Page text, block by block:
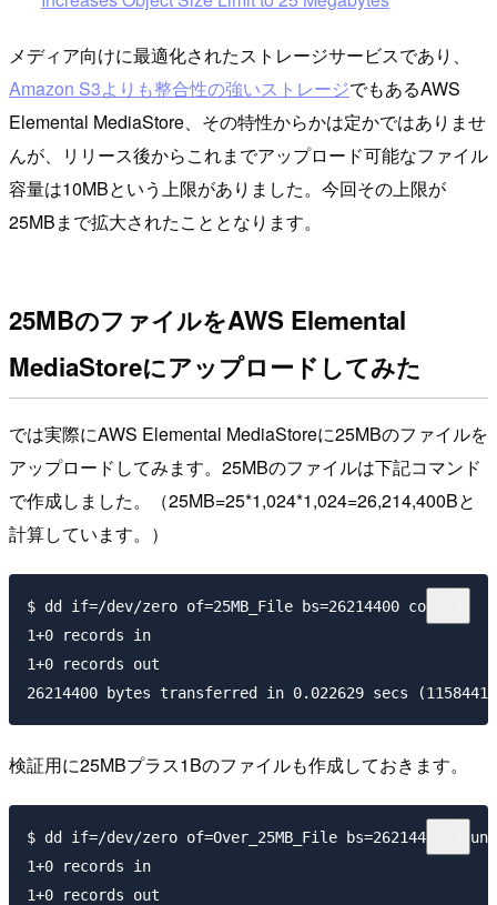
メディア向けに最適化されたストレージサービスであり、
Amazon S3よりも整合性の強いストレージでもあるAWS
Elemental MediaStore、その特性からかは定かではありませ
んが、リリース後からこれまでアップロード可能なファイル
容量は10MBという上限がありました。今回その上限が
25MBまで拡大されたこととなります。
25MBのファイルをAWS Elemental
MediaStoreにアップロードしてみた
では実際にAWS Elemental MediaStoreに25MBのファイルを
アップロードしてみます。25MBのファイルは下記コマンド
で作成しました。（25MB=25*1,024*1,024=26,214,400Bと
計算しています。）
$ dd if=/dev/zero of=25MB_File bs=26214400 count=1
1+0 records in
1+0 records out
検証用に25MBプラス1Bのファイルも作成しておきます。
$ dd if=/dev/zero of=Over_25MB_File bs=26214401
1+0 records in
1+0 records out